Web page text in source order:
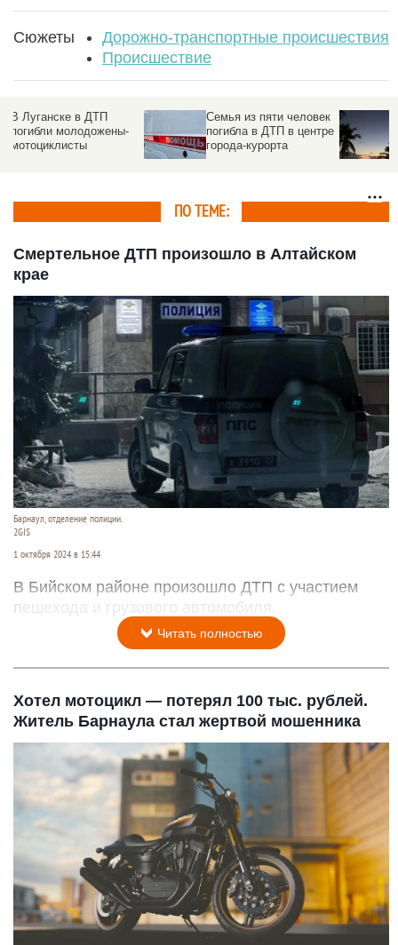
Сюжеты
Дорожно-транспортные происшествия
Происшествие
Пятеро подростков
упали с одного
электросамоката в
Новосибирске. Видео
В Луганске в ДТП
погибли молодожены-
мотоциклисты
ПО ТЕМЕ:
Смертельное ДТП произошло в Алтайском
крае
Барнаул, отделение полиции.
2GIS
1 октября 2024 в 15:44
В Бийском районе произошло ДТП с участием
пешехода и грузового автомобиля.
Читать полностью
Хотел мотоцикл — потерял 100 тыс. рублей.
Житель Барнаула стал жертвой мошенника